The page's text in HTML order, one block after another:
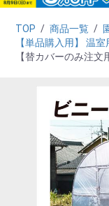
TOP / 商品一覧 /
【単品購入用】 温
【替カバーのみ注